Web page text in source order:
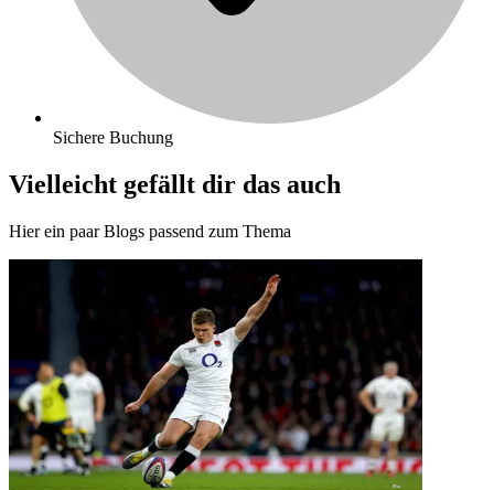
Sichere Buchung
Vielleicht gefällt dir das auch
Hier ein paar Blogs passend zum Thema